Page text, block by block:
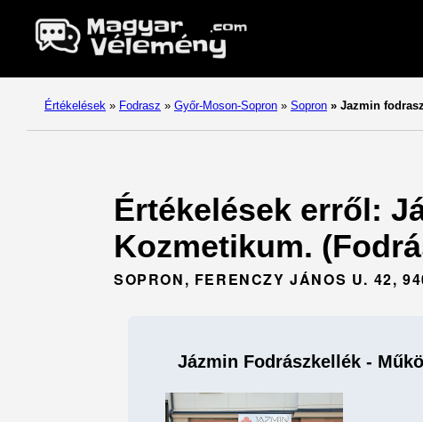
Értékelések » Fodrasz » Győr-Moson-Sopron » Sopron » Jazmin
Értékelések erről:
Kozmetikum.
SOPRON, FERENCZY JÁNOS U. 42,
Jázmin Fodrászkellék -